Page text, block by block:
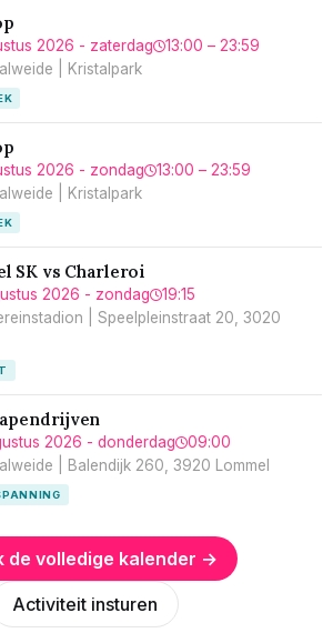
2026 - zaterdag
13:00 – 23:59
| Kristalpark
2026 - zondag
13:00 – 23:59
| Kristalpark
SK vs Charleroi
2026 - zondag
19:15
| Speelpleinstraat 20, 3020
2026 - donderdag
09:00
| Balendijk 260, 3920 Lommel
de volledige kalender →
Activiteit insturen